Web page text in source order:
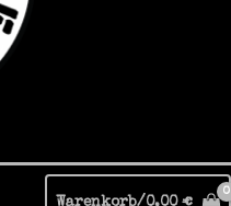
Warenkorb/0,00 €